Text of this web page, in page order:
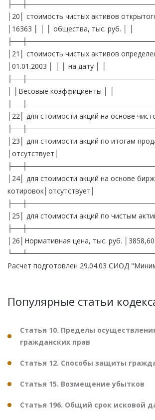
│20│ стоимость чистых активов
│16363 │ │ │ общества, тыс. руб. │ │
│21│ стоимость чистых активов
│01.01.2003 │ │ │ на дату │ │
│ │Весовые коэффициенты │ │
│22│ для стоимости акций на основе
│23│ для стоимости акций по итогам
│отсутствует│
│24│ для стоимости акций на основе
котировок│отсутствует│
│25│ для стоимости акций по чистым
│26│Нормативная цена, тыс. руб.
Расчет подготовлен 29.04.03 СИОД
Популярные статьи
Статья 10. Пределы
гражданских прав
Статья 12. Способы защиты
Статья 15. Возмещение убытков
Статья 196. Общий срок исковой